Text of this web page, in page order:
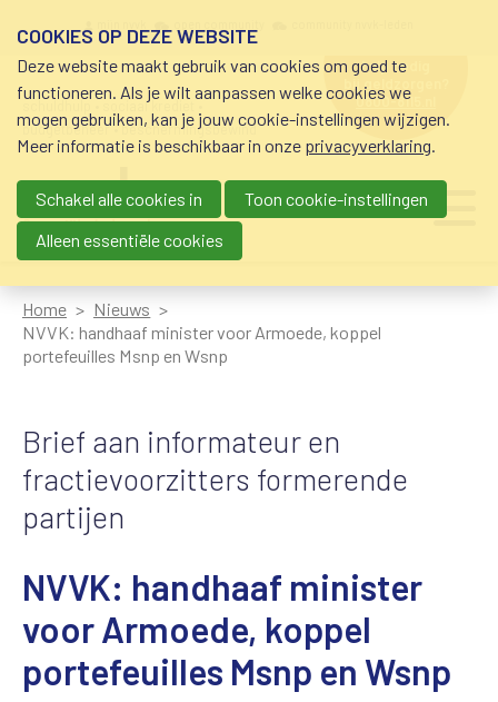
schuldhulp • sociaal krediet •
budgetbeheer • beschermingsbewind
hulp nodig
bij geldzorgen?
0800-8115.nl
Main navigation
Home
Nieuws
NVVK: handhaaf minister voor Armoede, koppel
portefeuilles Msnp en Wsnp
Brief aan informateur en
fractievoorzitters formerende
partijen
NVVK: handhaaf minister
voor Armoede, koppel
portefeuilles Msnp en Wsnp
COOKIES OP DEZE WEBSITE
Deze website maakt gebruik van cookies om goed te
functioneren. Als je wilt aanpassen welke cookies we
mogen gebruiken, kan je jouw cookie-instellingen wijzigen.
Meer informatie is beschikbaar in onze privacyverklaring.
Schakel alle cookies in
Toon cookie-instellingen
Alleen essentiële cookies